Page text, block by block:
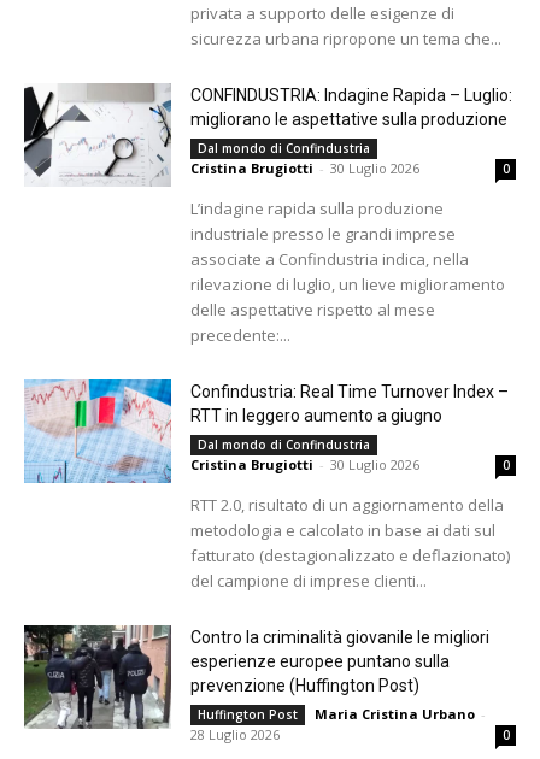
privata a supporto delle esigenze di
sicurezza urbana ripropone un tema che...
CONFINDUSTRIA: Indagine Rapida – Luglio:
migliorano le aspettative sulla produzione
Dal mondo di Confindustria
Cristina Brugiotti - 30 Luglio 2026 0
L’indagine rapida sulla produzione
industriale presso le grandi imprese
associate a Confindustria indica, nella
rilevazione di luglio, un lieve miglioramento
delle aspettative rispetto al mese
precedente:...
Confindustria: Real Time Turnover Index –
RTT in leggero aumento a giugno
Dal mondo di Confindustria
Cristina Brugiotti - 30 Luglio 2026 0
RTT 2.0, risultato di un aggiornamento della
metodologia e calcolato in base ai dati sul
fatturato (destagionalizzato e deflazionato)
del campione di imprese clienti...
Contro la criminalità giovanile le migliori
esperienze europee puntano sulla
prevenzione (Huffington Post)
Huffington Post Maria Cristina Urbano -
28 Luglio 2026
0